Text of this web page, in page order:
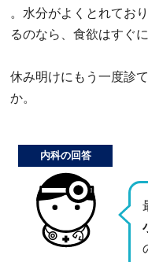
。水分がよくとれてお
るのなら、食欲はすぐ
休み明けにもう一度診
か。
内科の回答